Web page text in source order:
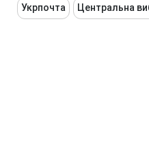
Укрпочта Центральна